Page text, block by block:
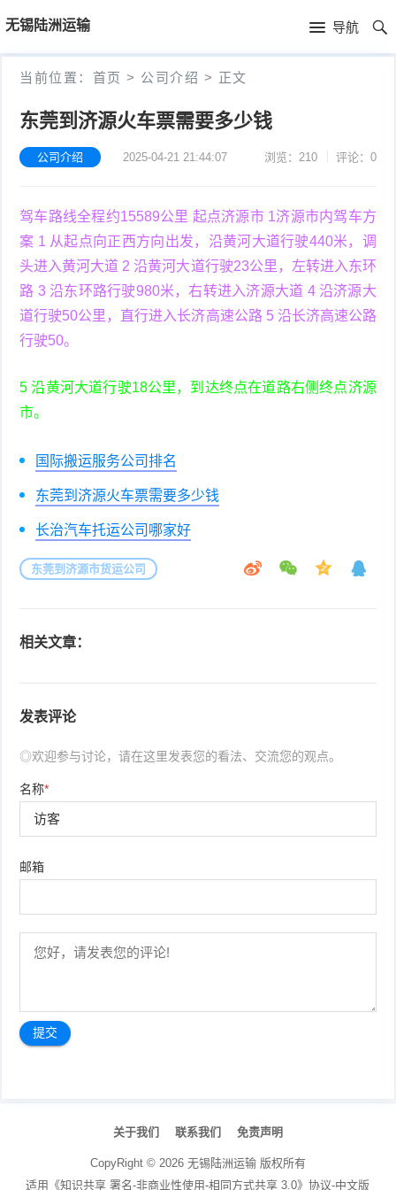
无锡陆洲运输 导航
首
页
首
当前位置： 首页 > 公司介绍 > 正文
东莞到济源火车票需要多少钱
公司介绍 2025-04-21 21:44:07 浏览：210 评论：0
驾车路线全程约15589公里 起点济源市 1济源市内驾车方
案 1 从起点向正西方向出发，沿黄河大道行驶440米，调
头进入黄河大道 2 沿黄河大道行驶23公里，左转进入东环
路 3 沿东环路行驶980米，右转进入济源大道 4 沿济源大
道行驶50公里，直行进入长济高速公路 5 沿长济高速公路
行驶50。
5 沿黄河大道行驶18公里，到达终点在道路右侧终点济源
市。
国际搬运服务公司排名
东莞到济源火车票需要多少钱
长治汽车托运公司哪家好
东莞到济源市货运公司
相关文章：
发表评论
◎欢迎参与讨论，请在这里发表您的看法、交流您的观点。
名称*
邮箱
关于我们 联系我们 免责声明
CopyRight © 2026 无锡陆洲运输版权所有
适用《知识共享 署名-非商业性使用-相同方式共享 3.0》协议-中文版